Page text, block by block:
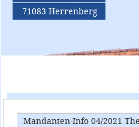
71083 Herrenberg
Mandanten-Info 04/2021